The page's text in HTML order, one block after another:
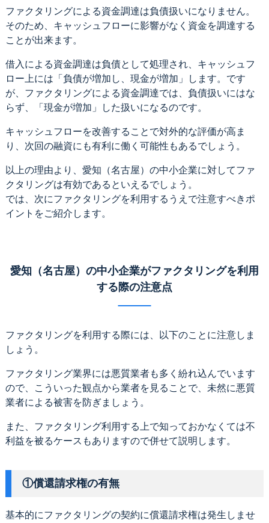
ファクタリングによる資金調達は負債扱いになりません。
そのため、キャッシュフローに影響がなく資金を調達する
ことが出来ます。
借入による資金調達は負債として処理され、キャッシュフ
ロー上には「負債が増加し、現金が増加」します。です
が、ファクタリングによる資金調達では、負債扱いにはな
らず、「現金が増加」した扱いになるのです。
キャッシュフローを改善することで対外的な評価が高ま
り、次回の融資にも有利に働く可能性もあるでしょう。
以上の理由より、愛知（名古屋）の中小企業に対してファ
クタリングは有効であるといえるでしょう。
では、次にファクタリングを利用するうえで注意すべきポ
イントをご紹介します。
愛知（名古屋）の中小企業がファクタリングを利用
する際の注意点
ファクタリングを利用する際には、以下のことに注意しま
しょう。
ファクタリング業界には悪質業者も多く紛れ込んでいます
ので、こういった観点から業者を見ることで、未然に悪質
業者による被害を防ぎましょう。
また、ファクタリング利用する上で知っておかなくては不
利益を被るケースもありますので併せて説明します。
①償還請求権の有無
基本的にファクタリングの契約に償還請求権は発生しませ